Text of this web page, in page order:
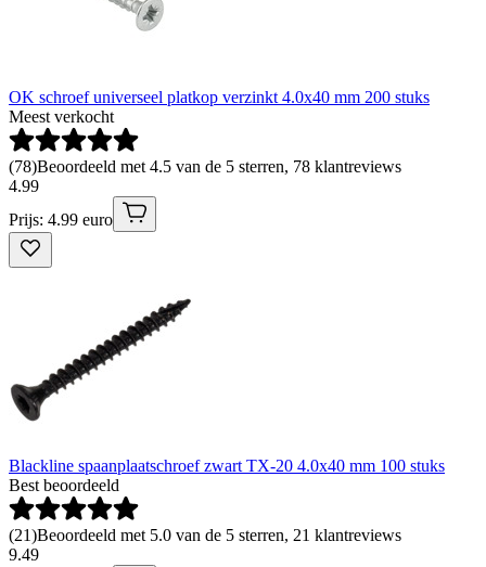
OK schroef universeel platkop verzinkt 4.0x40 mm 200 stuks
Meest verkocht
(78)Beoordeeld met 4.5 van de 5 sterren, 78 klantreviews
4.99
Prijs: 4.99 euro
Blackline spaanplaatschroef zwart TX-20 4.0x40 mm 100 stuks
Best beoordeeld
(21)Beoordeeld met 5.0 van de 5 sterren, 21 klantreviews
9.49